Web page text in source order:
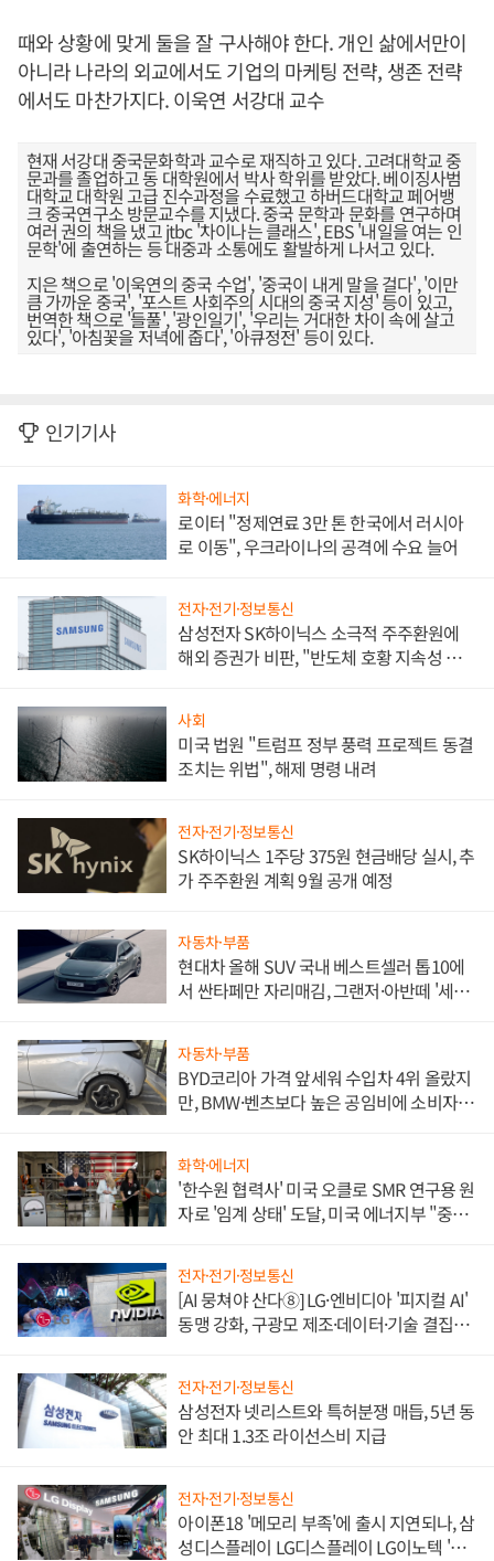
때와 상황에 맞게 둘을 잘 구사해야 한다. 개인 삶에서만이
아니라 나라의 외교에서도 기업의 마케팅 전략, 생존 전략
에서도 마찬가지다. 이욱연 서강대 교수
현재 서강대 중국문화학과 교수로 재직하고 있다. 고려대학교 중
문과를 졸업하고 동 대학원에서 박사 학위를 받았다. 베이징사범
대학교 대학원 고급 진수과정을 수료했고 하버드대학교 페어뱅
크 중국연구소 방문교수를 지냈다. 중국 문학과 문화를 연구하며
여러 권의 책을 냈고 jtbc '차이나는 클래스', EBS '내일을 여는 인
문학'에 출연하는 등 대중과 소통에도 활발하게 나서고 있다.
지은 책으로 '이욱연의 중국 수업', '중국이 내게 말을 걸다', '이만
큼 가까운 중국', '포스트 사회주의 시대의 중국 지성' 등이 있고,
번역한 책으로 '들풀', '광인일기', '우리는 거대한 차이 속에 살고
있다', '아침꽃을 저녁에 줍다', '아큐정전' 등이 있다.
인기기사
화학·에너지
로이터 "정제연료 3만 톤 한국에서 러시아
로 이동", 우크라이나의 공격에 수요 늘어
전자·전기·정보통신
삼성전자 SK하이닉스 소극적 주주환원에
해외 증권가 비판, "반도체 호황 지속성 의
사회
미국 법원 "트럼프 정부 풍력 프로젝트 동결
조치는 위법", 해제 명령 내려
전자·전기·정보통신
SK하이닉스 1주당 375원 현금배당 실시, 추
가 주주환원 계획 9월 공개 예정
자동차·부품
현대차 올해 SUV 국내 베스트셀러 톱10에
서 싼타페만 자리매김, 그랜저·아반떼 '세단
자동차·부품
BYD코리아 가격 앞세워 수입차 4위 올랐지
만, BMW·벤츠보다 높은 공임비에 소비자
화학·에너지
'한수원 협력사' 미국 오클로 SMR 연구용 원
자로 '임계 상태' 도달, 미국 에너지부 "중요
전자·전기·정보통신
[AI 뭉쳐야 산다⑧] LG·엔비디아 '피지컬 AI'
동맹 강화, 구광모 제조·데이터·기술 결집
전자·전기·정보통신
삼성전자 넷리스트와 특허분쟁 매듭, 5년 동
안 최대 1.3조 라이선스비 지급
전자·전기·정보통신
아이폰18 '메모리 부족'에 출시 지연되나, 삼
성디스플레이 LG디스플레이 LG이노텍 '탈